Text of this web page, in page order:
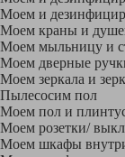
Моем и
Моем краны и
Моем мыльницу и
Моем дверные
Моем зеркала и
Пылесосим пол
Моем пол и
Моем розетки/
Моем шкафы